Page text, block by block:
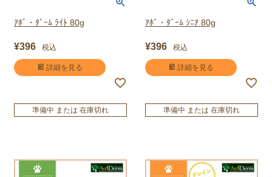
ｱﾎﾞ・ﾀﾞｰﾑ ﾗｲﾄ 80g
¥396 税込
詳細を見る
準備中 または 在庫切れ
ｱﾎﾞ・ﾀﾞｰﾑ ｼﾆｱ 80g
¥396 税込
詳細を見る
準備中 または 在庫切れ